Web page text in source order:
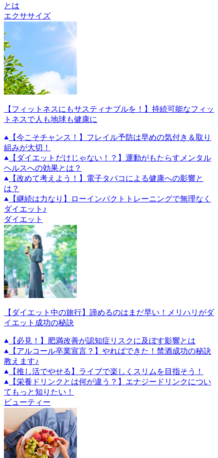
とは
エクササイズ
【フィットネスにもサスティナブルを！】持続可能なフィッ
トネスで人も地球も健康に
【今こそチャンス！】フレイル予防は早めの気付き＆取り
組みが大切！
【ダイエットだけじゃない！？】運動がもたらすメンタル
ヘルスへの効果とは？
【改めて考えよう！】電子タバコによる健康への影響と
は？
【継続は力なり】ローインパクトトレーニングで無理なく
ダイエット♪
ダイエット
【ダイエット中の旅行】諦めるのはまだ早い！メリハリがダ
イエット成功の秘訣
【必見！】肥満改善が認知症リスクに及ぼす影響とは
【アルコール卒業宣言？】やればできた！禁酒成功の秘訣
教えます♪
【推し活でやせる】ライブで楽しくスリムを目指そう！
【栄養ドリンクとは何が違う？】エナジードリンクについ
てもっと知りたい！
ビューティー